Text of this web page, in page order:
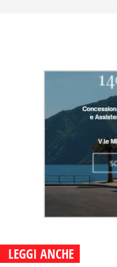
LEGGI ANCHE